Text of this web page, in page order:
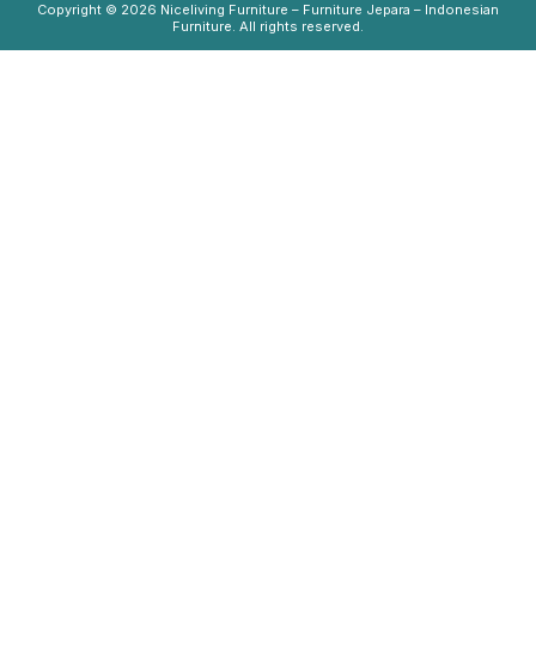
Copyright © 2026 Niceliving Furniture – Furniture Jepara – Indonesian
Furniture. All rights reserved.